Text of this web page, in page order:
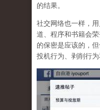
的结果。
社交网络也一样，
道、程序和书籍会
的保密是应该的，
投机行为、剥削行